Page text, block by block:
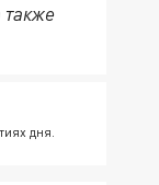
также
дня.